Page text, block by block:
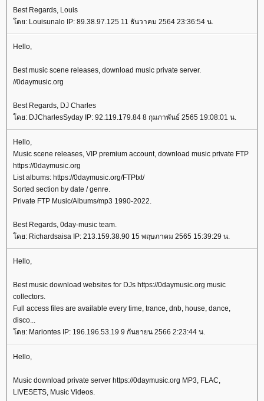
Best Regards, Louis
ดย: Louisunalo IP: 89.38.97.125 11 ธันวาคม 2564 23:36:54 น.
Hello,
Best music scene releases, download music private server.
//0daymusic.org
Best Regards, DJ Charles
ดย: DJCharlesSyday IP: 92.119.179.84 8 กุมภาพันธ์ 2565 19:08:01 น.
Hello,
Music scene releases, VIP premium account, download music private FTP
https://0daymusic.org
List albums: https://0daymusic.org/FTPtxt/
Sorted section by date / genre.
Private FTP Music/Albums/mp3 1990-2022.
Best Regards, 0day-music team.
ดย: Richardsaisa IP: 213.159.38.90 15 พฤษภาคม 2565 15:39:29 น.
Hello,
Best music download websites for DJs https://0daymusic.org music
collectors.
Full access files are available every time, trance, dnb, house, dance,
disco...
ดย: Mariontes IP: 196.196.53.19 9 กันยายน 2566 2:23:44 น.
Hello,
Music download private server https://0daymusic.org MP3, FLAC,
LIVESETS, Music Videos.